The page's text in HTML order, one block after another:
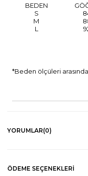
BEDEN
S
M
L
*Beden ölçüleri
YORUMLAR(0)
ÖDEME SEÇENEKLERI